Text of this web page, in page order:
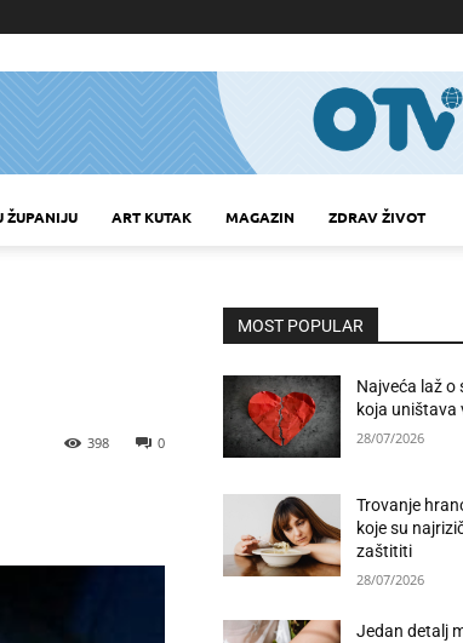
ŽUPANIJU ART KUTAK MAGAZIN ZDRAV ŽIVOT
0
398
MOST POPULAR
Najveća laž o
koja uništava
28/07/2026
Trovanje
koje su
zaštititi
28/07/2026
Jedan detalj